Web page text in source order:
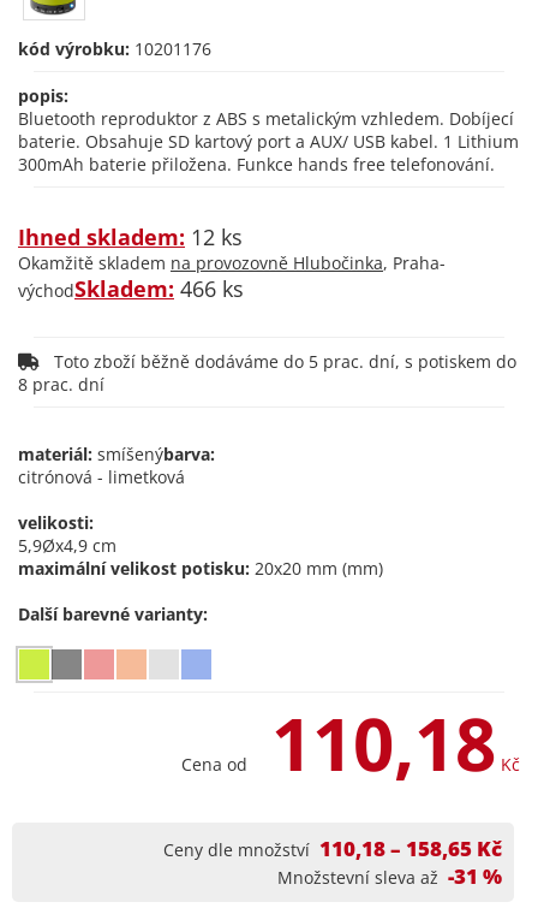
kód výrobku: 10201176
popis:
Bluetooth reproduktor z ABS s metalickým vzhledem. Dobíjecí
baterie. Obsahuje SD kartový port a AUX/ USB kabel. 1 Lithium
300mAh baterie přiložena. Funkce hands free telefonování.
Ihned skladem: 12 ks
Okamžitě skladem na provozovně Hlubočinka, Praha-
východSkladem: 466 ks
Toto zboží běžně dodáváme do 5 prac. dní, s potiskem do
8 prac. dní
materiál: smíšenýbarva:
citrónová - limetková
velikosti:
5,9Øx4,9 cm
maximální velikost potisku: 20x20 mm (mm)
Další barevné varianty:
Cena od 110,18 Kč
Ceny dle množství 110,18 – 158,65 Kč
Množstevní sleva až -31 %